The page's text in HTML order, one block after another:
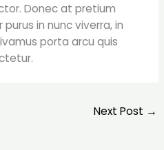
Donec at pretium
in nunc viverra, in
porta arcu quis
Next Post →